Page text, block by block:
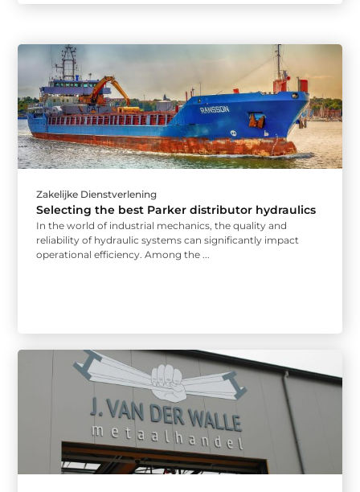
Zakelijke Dienstverlening
Selecting the best Parker distributor hydraulics
In the world of industrial mechanics, the quality and
reliability of hydraulic systems can significantly impact
operational efficiency. Among the ...